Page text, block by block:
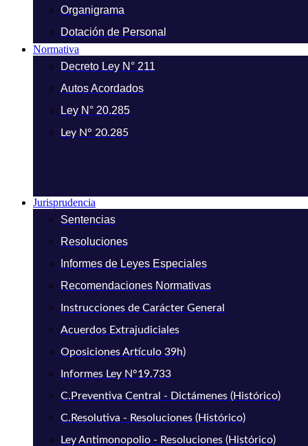
Organigrama
Dotación de Personal
Normativa
Decreto Ley N° 211
Autos Acordados
Ley N° 20.285
Ley N° 20.285
Jurisprudencia
Sentencias
Resoluciones
Informes de Leyes Especiales
Recomendaciones Normativas
Instrucciones de Carácter General
Acuerdos Extrajudiciales
Oposiciones Artículo 39h)
Informes Ley N°19.733
C.Preventiva Central - Dictámenes (Histórico)
C.Resolutiva - Resoluciones (Histórico)
Ley Antimonopolio - Resoluciones (Histórico)